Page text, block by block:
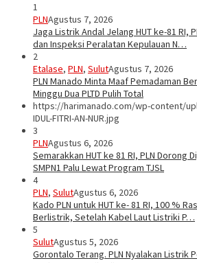
1
PLNAgustus 7, 2026
Jaga Listrik Andal Jelang HUT ke-81 RI,
dan Inspeksi Peralatan Kepulauan N…
2
Etalase, PLN, SulutAgustus 7, 2026
PLN Manado Minta Maaf Pemadaman
Minggu Dua PLTD Pulih Total
https://harimanado.com/wp-content/
IDUL-FITRI-AN-NUR.jpg
3
PLNAgustus 6, 2026
Semarakkan HUT ke 81 RI, PLN Dorong
SMPN1 Palu Lewat Program TJSL
4
PLN, SulutAgustus 6, 2026
Kado PLN untuk HUT ke- 81 RI, 100 %
Berlistrik, Setelah Kabel Laut Listriki P…
5
SulutAgustus 5, 2026
Gorontalo Terang. PLN Nyalakan Listrik